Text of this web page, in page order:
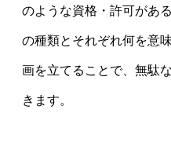
のような資格・許可があ
の種類とそれぞれ何を意
画を立てることで、無駄
きます。